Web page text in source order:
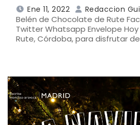
Ene 11, 2022 Redaccion
Belén de Chocolate de Rute
Twitter Whatsapp Envelope
Rute, Córdoba, para disfrutar